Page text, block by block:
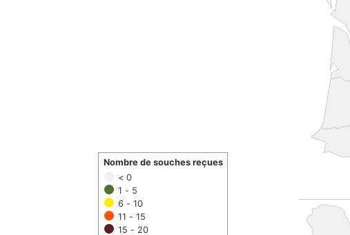
< 0
1 - 5
6 - 10
11 - 15
15 - 20
Nombre de souches reçues